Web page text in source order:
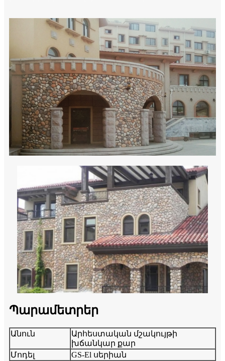
Պարամետրեր
Անուն
Արհեստական ​​մշակույթի
խճանկար քար
Մոդել
GS-El սերիան